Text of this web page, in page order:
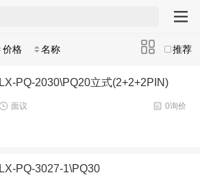
推荐
价格 名称
LX-PQ-2030\PQ20立式(2+2+2PIN)
0询价
面议
LX-PQ-3027-1\PQ30